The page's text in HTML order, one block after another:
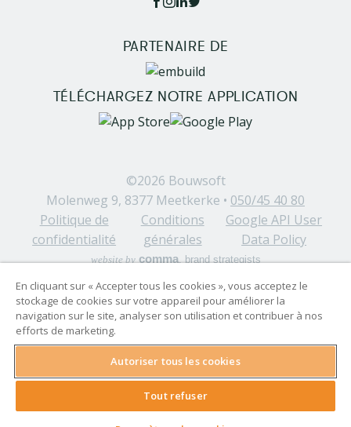
PARTENAIRE DE
Image
TÉLÉCHARGEZ NOTRE APPLICATION
Image Image
©2026 Bouwsoft
Molenweg 9, 8377 Meetkerke • 050/45 40 80
Politique de
confidentialité
Conditions
générales
Google API User
Data Policy
website by comma, brand strategists
Visma in Belgium
Whistleblowing
En cliquant sur « Accepter tous les cookies », vous acceptez le
stockage de cookies sur votre appareil pour améliorer la
navigation sur le site, analyser son utilisation et contribuer à nos
efforts de marketing.
Autoriser tous les cookies
Tout refuser